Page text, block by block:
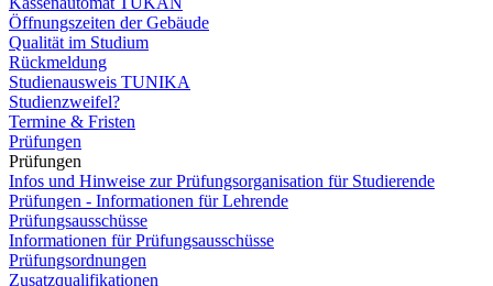
Öffnungszeiten der Gebäude
Qualität im Studium
Rückmeldung
Studienausweis TUNIKA
Studienzweifel?
Termine & Fristen
Prüfungen
Prüfungen
Infos und Hinweise zur Prüfungsorganisation für Studierende
Prüfungen - Informationen für Lehrende
Prüfungsausschüsse
Informationen für Prüfungsausschüsse
Prüfungsordnungen
Zusatzqualifikationen